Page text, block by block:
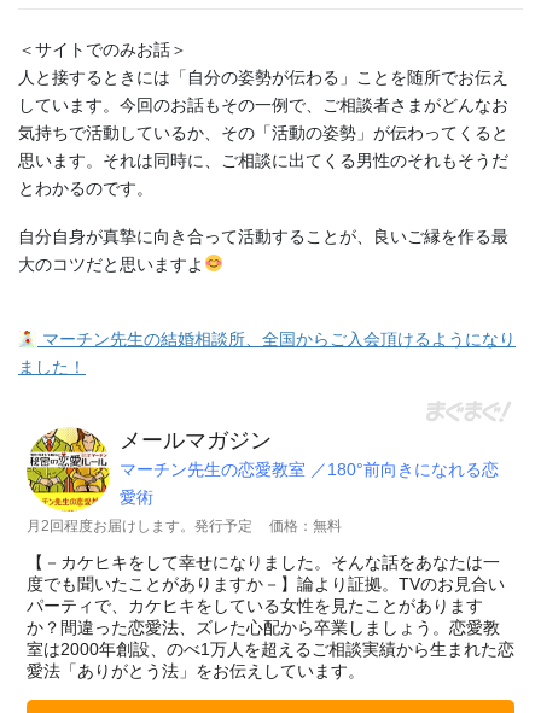
＜サイトでのみお話＞
人と接するときには「自分の姿勢が伝わる」ことを随所でお伝え
しています。今回のお話もその一例で、ご相談者さまがどんなお
気持ちで活動しているか、その「活動の姿勢」が伝わってくると
思います。それは同時に、ご相談に出てくる男性のそれもそうだ
とわかるのです。
自分自身が真摯に向き合って活動することが、良いご縁を作る最
大のコツだと思いますよ
マーチン先生の結婚相談所、全国からご入会頂けるようになり
ました！
メールマガジン
マーチン先生の恋愛教室 ／180°前向きになれる恋
愛術
月2回程度お届けします。発行予定 価格：無料
【－カケヒキをして幸せになりました。そんな話をあなたは一
度でも聞いたことがありますか－】論より証拠。TVのお見合い
パーティで、カケヒキをしている女性を見たことがあります
か？間違った恋愛法、ズレた心配から卒業しましょう。恋愛教
室は2000年創設、のべ1万人を超えるご相談実績から生まれた恋
愛法「ありがとう法」をお伝えしています。